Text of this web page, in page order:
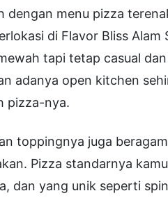
dengan menu pizza
di Flavor Bliss Alam
tapi tetap casual
adanya open kitchen
pizza-nya.
toppingnya juga
Pizza standarnya
dan yang unik seperti